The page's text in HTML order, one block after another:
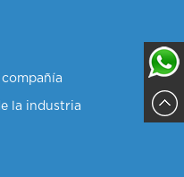
la industria
Sajja